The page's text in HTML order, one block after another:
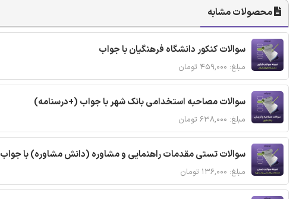
محصولات مشابه
سوالات کنکور دانشگاه فرهنگیان با جواب
مبلغ: ۴۵۹,۰۰۰ تومان
سوالات مصاحبه استخدامی بانک شهر با جواب (+درسنامه)
مبلغ: ۶۳۸,۰۰۰ تومان
سوالات تستی مقدمات راهنمایی و مشاوره (دانش مشاوره) با جواب
مبلغ: ۱۳۶,۰۰۰ تومان